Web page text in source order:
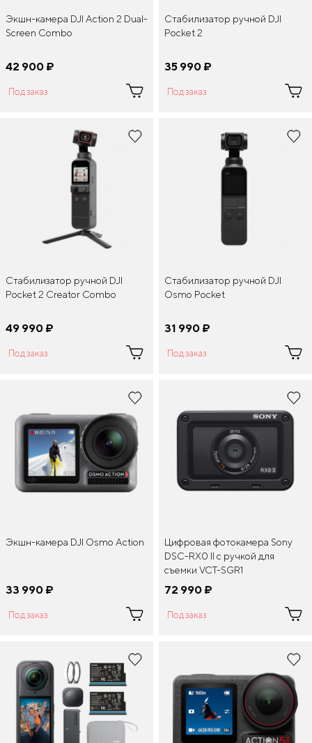
Экшн-камера DJI Action 2 Dual-
Screen Combo
42 900 ¤
Под заказ
Стабилизатор ручной DJI
Pocket 2
35 990 ¤
Под заказ
Стабилизатор ручной DJI
Pocket 2 Creator Combo
49 990 ¤
Под заказ
Стабилизатор ручной DJI
Osmo Pocket
31 990 ¤
Под заказ
Экшн-камера DJI Osmo Action
33 990 ¤
Под заказ
Цифровая фотокамера Sony
DSC-RX0 II с ручкой для
съемки VCT-SGR1
72 990 ¤
Под заказ